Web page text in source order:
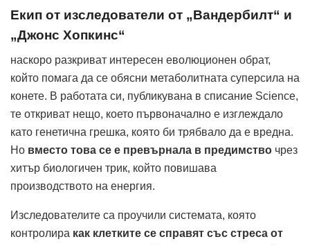
Екип от изследователи от „Вандербилт“ и
„Джонс Хопкинс“
наскоро разкриват интересен еволюционен обрат,
който помага да се обясни метаболитната суперсила на
конете. В работата си, публикувана в списание Science,
те откриват нещо, което първоначално е изглеждало
като генетична грешка, която би трябвало да е вредна.
Но вместо това се е превърнала в предимство чрез
хитър биологичен трик, който повишава
производството на енергия.
Изследователите са проучили системата, която
контролира как клетките се справят със стреса от